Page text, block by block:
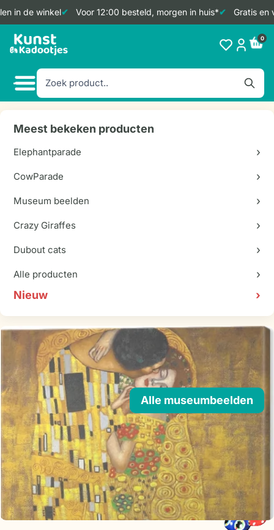
in de winkel Voor 12:00 besteld, morgen in huis* Gratis en
Doorgaan
naar
0
Meest bekeken producten
Elephantparade
CowParade
Museum beelden
Crazy Giraffes
Dubout cats
Alle producten
Nieuw
Alle museumbeelden